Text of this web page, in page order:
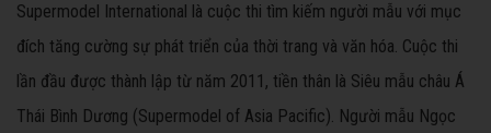
Supermodel International là cuộc thi tìm kiếm người mẫu với mục
đích tăng cường sự phát triển của thời trang và văn hóa. Cuộc thi
lần đầu được thành lập từ năm 2011, tiền thân là Siêu mẫu châu Á
Thái Bình Dương (Supermodel of Asia Pacific). Người mẫu Ngọc